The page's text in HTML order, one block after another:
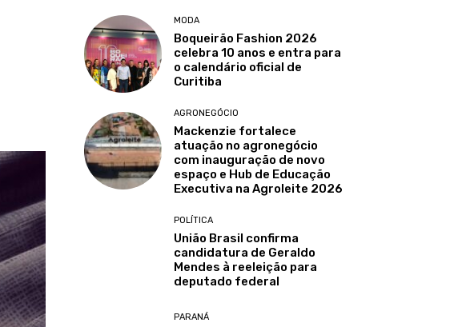
MODA
Boqueirão Fashion 2026
celebra 10 anos e entra para
o calendário oficial de
Curitiba
AGRONEGÓCIO
Mackenzie fortalece
atuação no agronegócio
com inauguração de novo
espaço e Hub de Educação
Executiva na Agroleite 2026
POLÍTICA
União Brasil confirma
candidatura de Geraldo
Mendes à reeleição para
deputado federal
PARANÁ